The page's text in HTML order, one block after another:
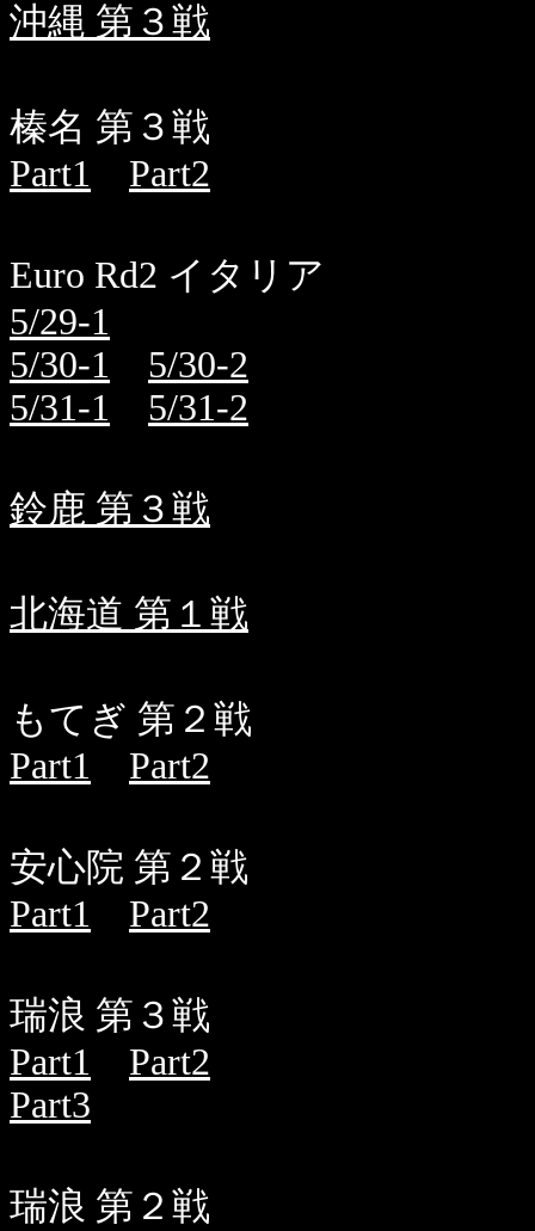
沖縄 第３戦
榛名 第３戦
Part1
Part2
Euro Rd2 イタリア
5/29-1
5/30-1
5/30-2
5/31-1
5/31-2
鈴鹿 第３戦
北海道 第１戦
もてぎ 第２戦
Part1
Part2
安心院 第２戦
Part1
Part2
瑞浪 第３戦
Part1
Part2
Part3
瑞浪 第２戦